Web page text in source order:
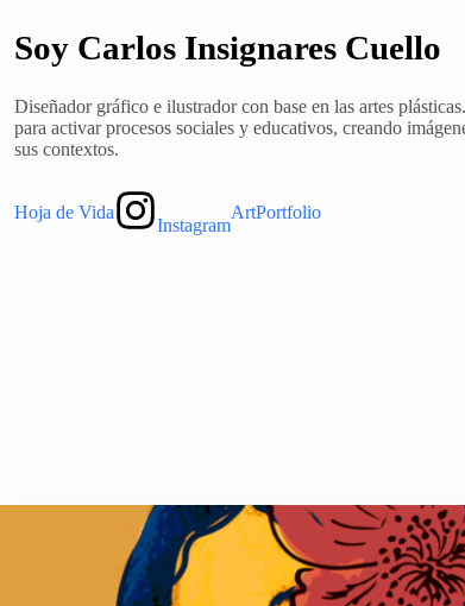
Soy Carlos Insignares Cuello
Diseñador gráfico e ilustrador con base en las artes
para activar procesos sociales y educativos, creando
sus contextos.
Hoja de Vida
Instagram
ArtPortfolio